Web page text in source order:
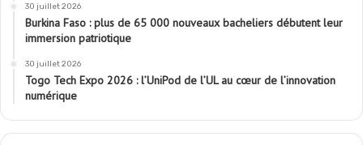
30 juillet 2026
Burkina Faso : plus de 65 000 nouveaux bacheliers débutent leur
immersion patriotique
30 juillet 2026
Togo Tech Expo 2026 : l’UniPod de l’UL au cœur de l’innovation
numérique